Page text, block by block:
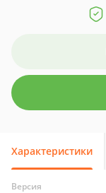
Характеристики
Версия